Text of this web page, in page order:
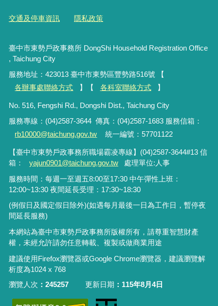
交通及停車資訊 隱私政策
臺中市東勢戶政事務所 DongShi Household Registration Office
, Taichung City
服務地址：423013 臺中市東勢區豐勢路516號 【
各辦事處聯絡方式
】【 各科室聯絡方式 】
No. 516, Fengshi Rd., Dongshi Dist., Taichung City
服務專線：(04)2587-3644 傳真： (04)2587-1683服務信箱：
rb10000@taichung.gov.tw
統一編號：57701122
【臺中市東勢戶政事務所職場霸凌專線】(04)2587-3644#13 信
箱：
yajun0901@taichung.gov.tw
處理單位:人事
服務時間：每週一至週五8:00至17:30 中午彈性上班：
12:00~13:30 夜間延長受理：17:30~18:30
(例假日及國定假日除外)(如遇每月最後一日為工作日，暫停夜
間延長服務)
本網站為臺中市東勢戶政事務所版權所有，請尊重智慧財產
權，未經允許請勿任意轉載、複製或做商業用途
建議使用Firefox瀏覽器或Google Chrome瀏覽器，建議瀏覽解
析度為1024 x 768
瀏覽人次
245257 更新日期 115年8月4日